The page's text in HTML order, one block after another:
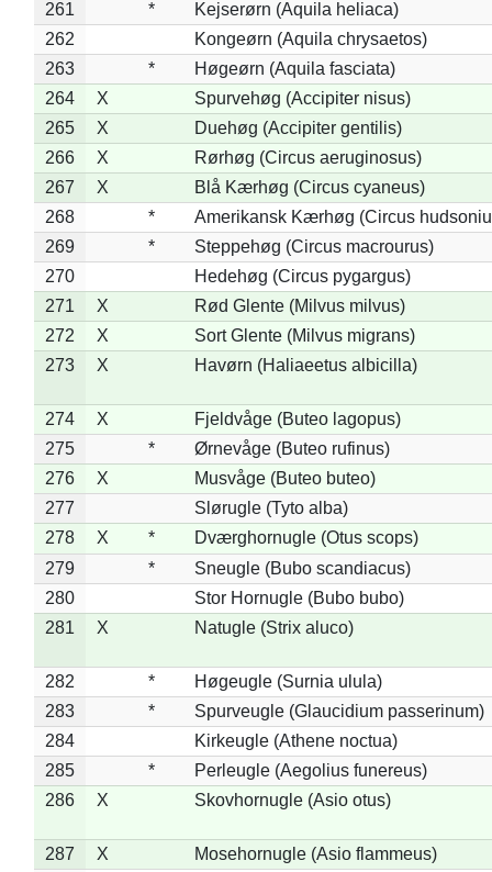
261
*
Kejserørn (Aquila heliaca)
262
Kongeørn (Aquila chrysaetos)
263
*
Høgeørn (Aquila fasciata)
264
X
Spurvehøg (Accipiter nisus)
265
X
Duehøg (Accipiter gentilis)
266
X
Rørhøg (Circus aeruginosus)
267
X
Blå Kærhøg (Circus cyaneus)
268
*
Amerikansk Kærhøg (Circus
269
*
Steppehøg (Circus macrourus)
270
Hedehøg (Circus pygargus)
271
X
Rød Glente (Milvus milvus)
272
X
Sort Glente (Milvus migrans)
273
X Havørn (Haliaeetus albicilla)
274 X
Fjeldvåge (Buteo lagopus)
275
*
Ørnevåge (Buteo rufinus)
276
X
Musvåge (Buteo buteo)
277
Slørugle (Tyto alba)
278
X *
Dværghornugle (Otus scops)
279
*
Sneugle (Bubo scandiacus)
280
Stor Hornugle (Bubo bubo)
281
X Natugle (Strix aluco)
282 *
Høgeugle (Surnia ulula)
283
*
Spurveugle (Glaucidium passerinum)
284
Kirkeugle (Athene noctua)
285
*
Perleugle (Aegolius funereus)
286
X Skovhornugle (Asio otus)
287 X
Mosehornugle (Asio flammeus)